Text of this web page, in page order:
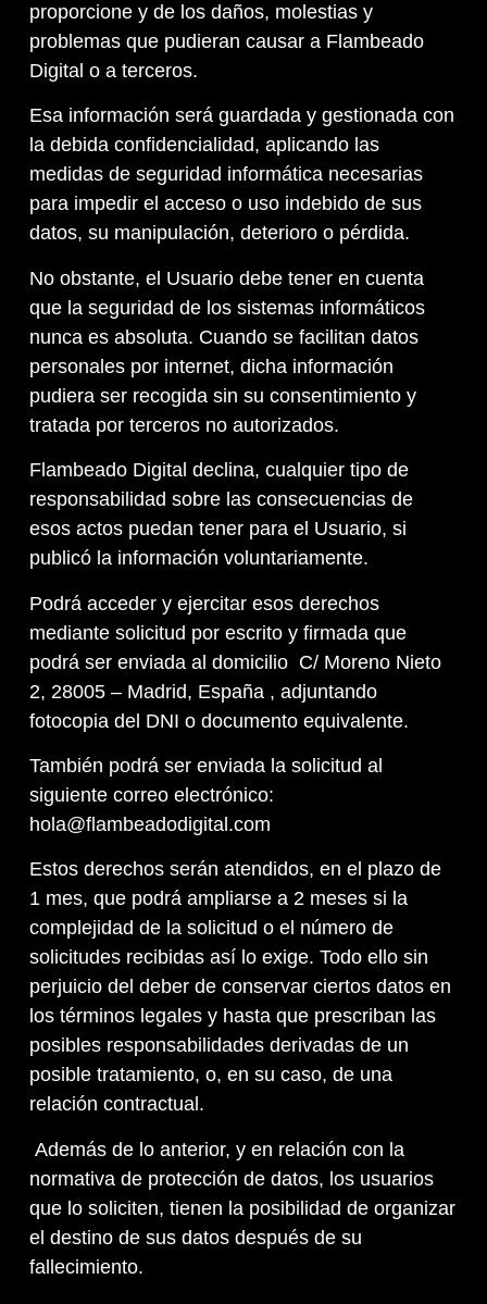
proporcione y de los daños, molestias y
problemas que pudieran causar a Flambeado
Digital o a terceros.
Esa información será guardada y gestionada con
la debida confidencialidad, aplicando las
medidas de seguridad informática necesarias
para impedir el acceso o uso indebido de sus
datos, su manipulación, deterioro o pérdida.
No obstante, el Usuario debe tener en cuenta
que la seguridad de los sistemas informáticos
nunca es absoluta. Cuando se facilitan datos
personales por internet, dicha información
pudiera ser recogida sin su consentimiento y
tratada por terceros no autorizados.
Flambeado Digital declina, cualquier tipo de
responsabilidad sobre las consecuencias de
esos actos puedan tener para el Usuario, si
publicó la información voluntariamente.
Podrá acceder y ejercitar esos derechos
mediante solicitud por escrito y firmada que
podrá ser enviada al domicilio C/ Moreno Nieto
2, 28005 – Madrid, España , adjuntando
fotocopia del DNI o documento equivalente.
También podrá ser enviada la solicitud al
siguiente correo electrónico:
hola@flambeadodigital.com
Estos derechos serán atendidos, en el plazo de
1 mes, que podrá ampliarse a 2 meses si la
complejidad de la solicitud o el número de
solicitudes recibidas así lo exige. Todo ello sin
perjuicio del deber de conservar ciertos datos en
los términos legales y hasta que prescriban las
posibles responsabilidades derivadas de un
posible tratamiento, o, en su caso, de una
relación contractual.
Además de lo anterior, y en relación con la
normativa de protección de datos, los usuarios
que lo soliciten, tienen la posibilidad de organizar
el destino de sus datos después de su
fallecimiento.